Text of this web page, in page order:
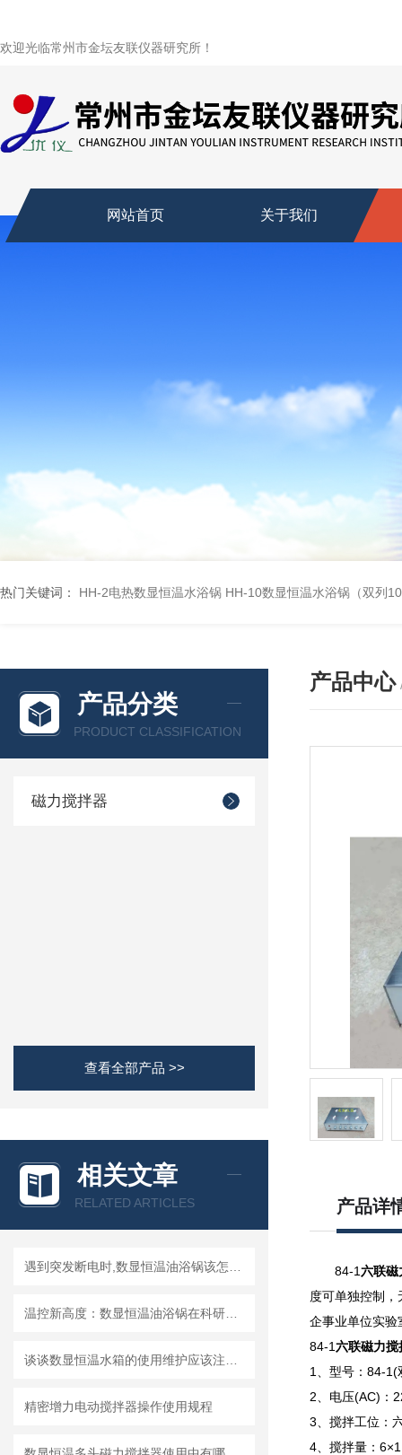
欢迎光临常州市金坛友联仪器研究所！
网站首页 关于我们
热门关键词： HH-2电热数显恒温水浴锅 HH-10数显恒温水浴锅（双列
产品分类
PRODUCT CLASSIFICATION
磁力搅拌器
查看全部产品 >>
相关文章
RELATED ARTICLES
精密增力电动搅拌器操作使用规程
产品中心
产品详
84-1六联磁
度可单独控制
企事业单位实验
84-1六联磁力搅
1、型号：84-1(
2、电压(AC)：
3、搅拌工位：
4、搅拌量：